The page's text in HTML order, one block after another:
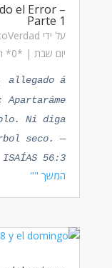
el Error –
Parte 1
על ידי
יום שבת | ‏*0* תגובות
allegado á
Ni diga
seco.
—
ISAÍAS 56:3
המשך ""